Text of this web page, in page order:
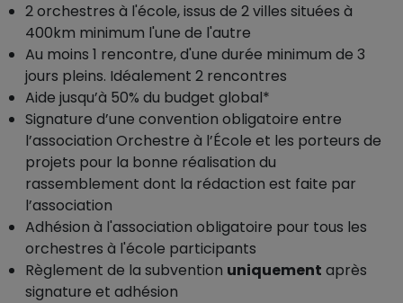
2 orchestres à l'école, issus de 2 villes situées à
400km minimum l'une de l'autre
Au moins 1 rencontre, d'une durée minimum de 3
jours pleins. Idéalement 2 rencontres
Aide jusqu’à 50% du budget global*
Signature d’une convention obligatoire entre
l’association Orchestre à l’École et les porteurs de
projets pour la bonne réalisation du
rassemblement dont la rédaction est faite par
l’association
Adhésion à l'association obligatoire pour tous les
orchestres à l'école participants
Règlement de la subvention uniquement après
signature et adhésion